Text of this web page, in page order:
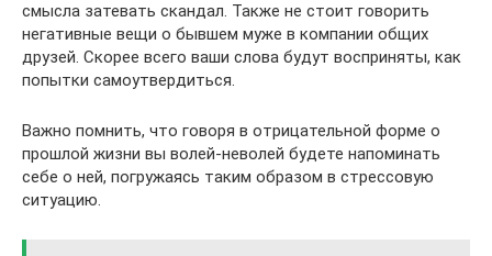
смысла затевать скандал. Также не стоит говорить
негативные вещи о бывшем муже в компании общих
друзей. Скорее всего ваши слова будут восприняты, как
попытки самоутвердиться.
Важно помнить, что говоря в отрицательной форме о
прошлой жизни вы волей-неволей будете напоминать
себе о ней, погружаясь таким образом в стрессовую
ситуацию.